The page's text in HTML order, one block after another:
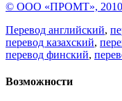
© ООО «ПРОМТ», 2010
Перевод английский,
перевод казахский,
перевод финский,
Возможности